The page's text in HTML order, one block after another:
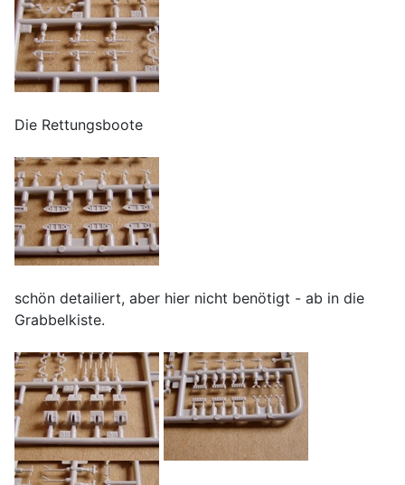
Die Rettungsboote
schön detailiert, aber hier nicht benötigt - ab in die
Grabbelkiste.